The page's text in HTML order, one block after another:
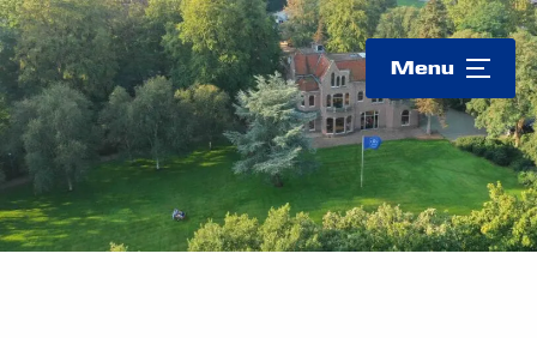
Logo
Menu